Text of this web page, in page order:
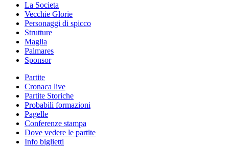
La Societa
Vecchie Glorie
Personaggi di spicco
Strutture
Maglia
Palmares
Sponsor
Partite
Cronaca live
Partite Storiche
Probabili formazioni
Pagelle
Conferenze stampa
Dove vedere le partite
Info biglietti